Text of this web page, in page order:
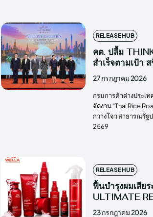
RELEASE HUB
คต. ปลื้ม
สำเร็จตามเป้า
27 กรกฎาคม 2026
กรมการค้าต่างประเ
จัดงาน “Thai Rice
กวางโจว สาธารณรัฐ
2569
RELEASE HUB
ฟื้นบำรุงผมเสีย
ULTIMATE
23 กรกฎาคม 2026